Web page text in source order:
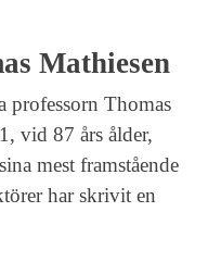
Mathiesen
professorn Thomas
vid 87 års ålder,
mest framstående
har skrivit en